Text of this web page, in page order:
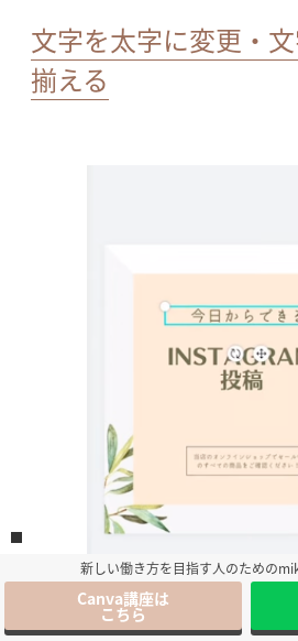
文字を太字に変更・
揃える
新しい働き方を目指す人のための
Canva講座は
こちら